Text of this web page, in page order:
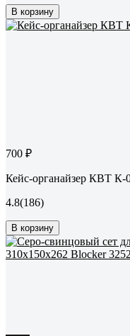
В корзину
700 ₽
Кейс-органайзер КВТ К-
4.8(186)
В корзину